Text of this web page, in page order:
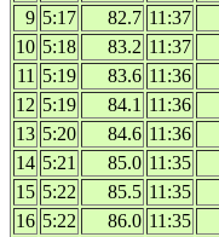
9 5:17 82.7 11:37
10 5:18 83.2 11:37
11 5:19 83.6 11:36
12 5:19 84.1 11:36
13 5:20 84.6 11:36
14 5:21 85.0 11:35
15 5:22 85.5 11:35
16 5:22 86.0 11:35